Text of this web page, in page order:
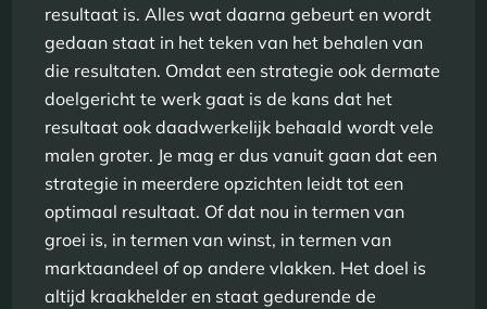
resultaat is. Alles wat daarna gebeurt en wordt
gedaan staat in het teken van het behalen van
die resultaten. Omdat een strategie ook dermate
doelgericht te werk gaat is de kans dat het
resultaat ook daadwerkelijk behaald wordt vele
malen groter. Je mag er dus vanuit gaan dat een
strategie in meerdere opzichten leidt tot een
optimaal resultaat. Of dat nou in termen van
groei is, in termen van winst, in termen van
marktaandeel of op andere vlakken. Het doel is
altijd kraakhelder en staat gedurende de